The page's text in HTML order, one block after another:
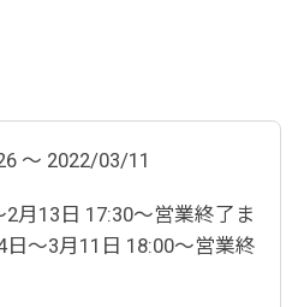
～ 2022/03/11
2月13日 17:30～営業終了ま
日～3月11日 18:00～営業終